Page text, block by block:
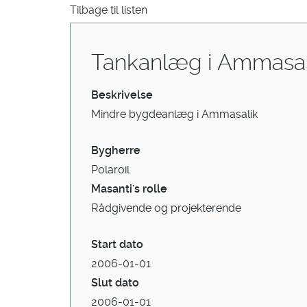
Tilbage til listen
Tankanlæg i
Beskrivelse
Mindre bygdeanlæg i Ammasalik
Bygherre
Polaroil
Masanti's rolle
Rådgivende og projekterende
Start dato
2006-01-01
Slut dato
2006-01-01